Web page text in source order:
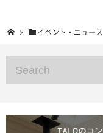
イベント・ニュース